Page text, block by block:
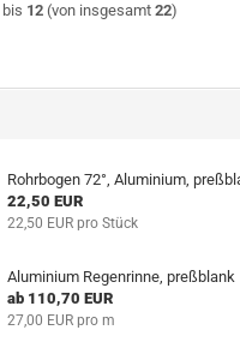
bis 12 (von insgesamt 22)
Rohrbogen 72°, Aluminium,
22,50 EUR
22,50 EUR pro Stück
Aluminium Regenrinne, preßblank
ab 110,70 EUR
27,00 EUR pro m